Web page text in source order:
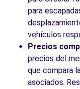
para
vehículos
Precios
precios del
que compara
asociados.